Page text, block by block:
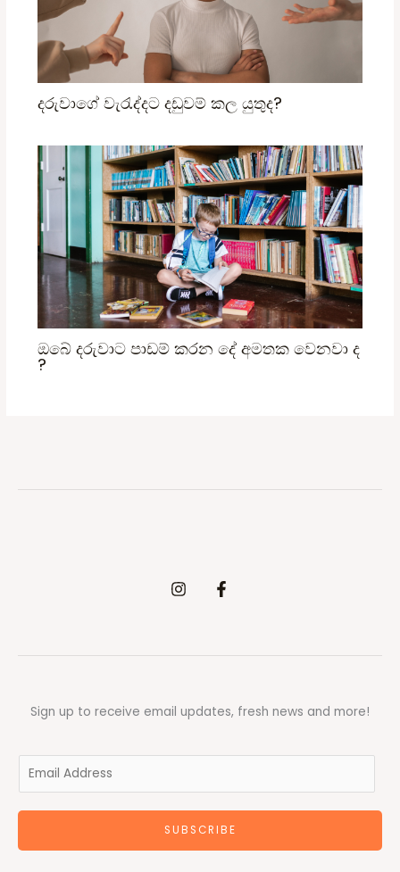
දරුවාගේ වැරැද්දට දඩුවම් කල යුතුද?
ඔබේ දරුවාට පාඩම් කරන දේ අමතක වෙනවා ද
?
Sign up to receive email updates, fresh news and more!
a
l
SUBSCRIBE